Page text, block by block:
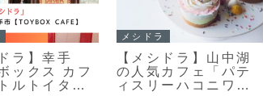
ラ】幸手
ックス カフ
ルトイタウ
メシドラ
【メシドラ】山中湖
の人気カフェ「パテ
ィスリーハコニワ」